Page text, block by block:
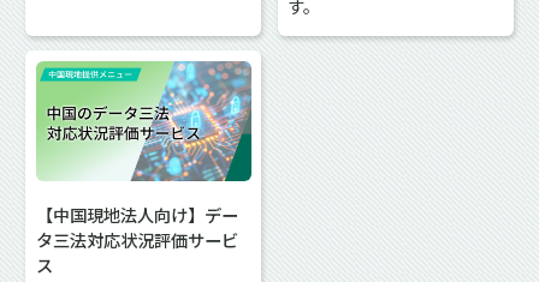
す。
【中国現地法人向け】デー
タ三法対応状況評価サービ
ス